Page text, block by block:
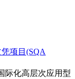
项目(SQA
际化高层次应用型